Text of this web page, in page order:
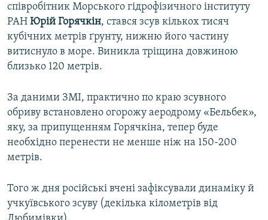
ВІДЕОУРОКИ «ELIFBE»
СВІДЧЕННЯ ОКУПАЦІЇ
УКРАЇНСЬКА ПРОБЛЕМА КРИМУ
Русский
Qırımtatar
ДОЛУЧАЙСЯ!
Усі сайти RFE/RL
співробітник Морського гідрофізичного інституту
РАН Юрій Горячкін, стався зсув кількох тисяч
кубічних метрів ґрунту, нижню його частину
витиснуло в море. Виникла тріщина довжиною
близько 120 метрів.
За даними ЗМІ, практично по краю зсувного
обриву встановлено огорожу аеродрому «Бельбек»,
яку, за припущенням Горячкіна, тепер буде
необхідно перенести не менше ніж на 150-200
метрів.
Того ж дня російські вчені зафіксували динаміку й
учкуївського зсуву (декілька кілометрів від